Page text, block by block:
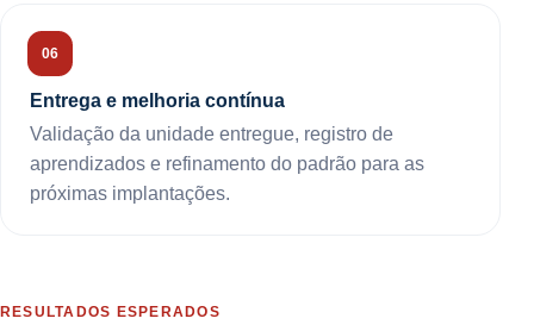
Entrega e melhoria contínua
Validação da unidade entregue, registro de
aprendizados e refinamento do padrão para as
próximas implantações.
RESULTADOS ESPERADOS